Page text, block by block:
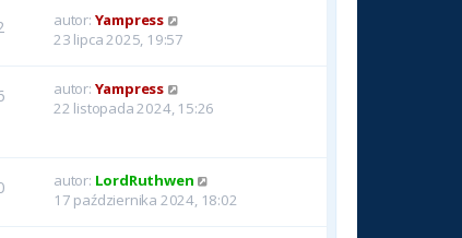
autor: Yampress
23 lipca 2025, 19:57
autor: Yampress
22 listopada 2024, 15:26
autor: LordRuthwen
17 października 2024, 18:02